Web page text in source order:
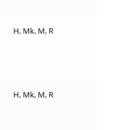
H, Mk, M, R
H, Mk, M, R